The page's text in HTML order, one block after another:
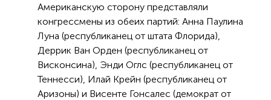
Американскую сторону представляли
конгрессмены из обеих партий: Анна Паулина
Луна (республиканец от штата Флорида),
Деррик Ван Орден (республиканец от
Висконсина), Энди Оглс (республиканец от
Теннесси), Илай Крейн (республиканец от
Аризоны) и Висенте Гонсалес (демократ от